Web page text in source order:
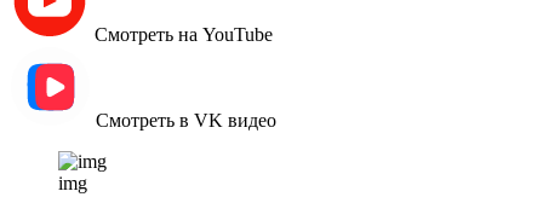
Смотреть на YouTube
Смотреть в VK видео
img